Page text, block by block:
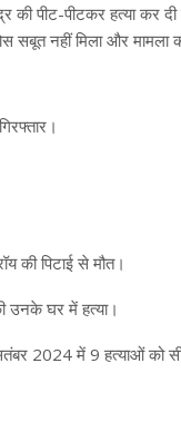
पीट-पीटकर हत्या कर
नहीं मिला और मामला
की पिटाई से मौत।
उनके घर में हत्या।
2024 में 9 हत्याओं को